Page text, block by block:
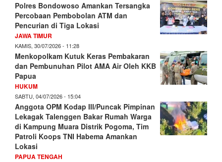
Polres Bondowoso Amankan Tersangka
Percobaan Pembobolan ATM dan
Pencurian di Tiga Lokasi
JAWA TIMUR
KAMIS, 30/07/2026 - 11:28
Menkopolkam Kutuk Keras Pembakaran
dan Pembunuhan Pilot AMA Air Oleh KKB
Papua
HUKUM
SABTU, 04/07/2026 - 15:04
Anggota OPM Kodap III/Puncak Pimpinan
Lekagak Talenggen Bakar Rumah Warga
di Kampung Muara Distrik Pogoma, Tim
Patroli Koops TNI Habema Amankan
Lokasi
PAPUA TENGAH